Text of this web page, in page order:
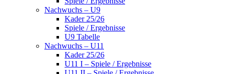
Nachwuchs – U9
Kader 25/26
Spiele / Ergebnisse
U9 Tabelle
Nachwuchs – U11
Kader 25/26
U11 I – Spiele / Ergebnisse